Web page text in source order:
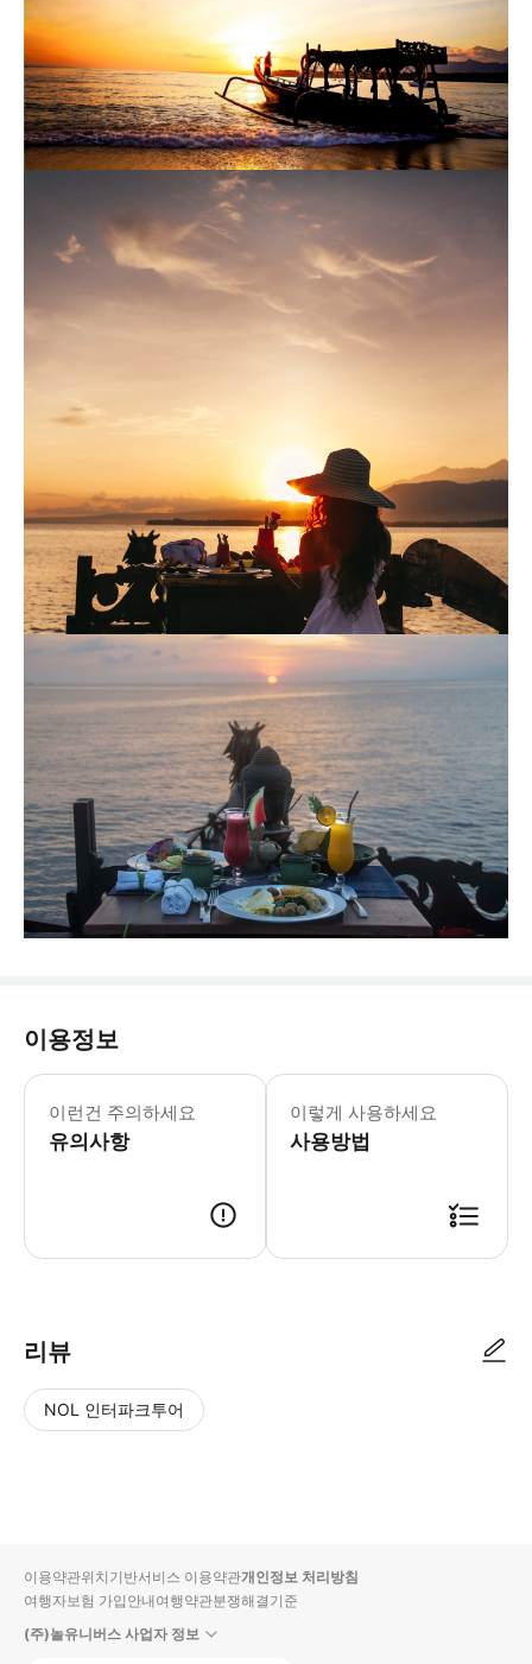
이용정보
이런건 주의하세요
유의사항
이렇게 사용하세요
사용방법
리뷰
NOL 인터파크투어
입니
다.
순
상
이용약관위치기반서비스 이용약관개인정보 처리방침
여행자보험 가입안내여행약관분쟁해결기준
(주)놀유니버스 사업자 정보